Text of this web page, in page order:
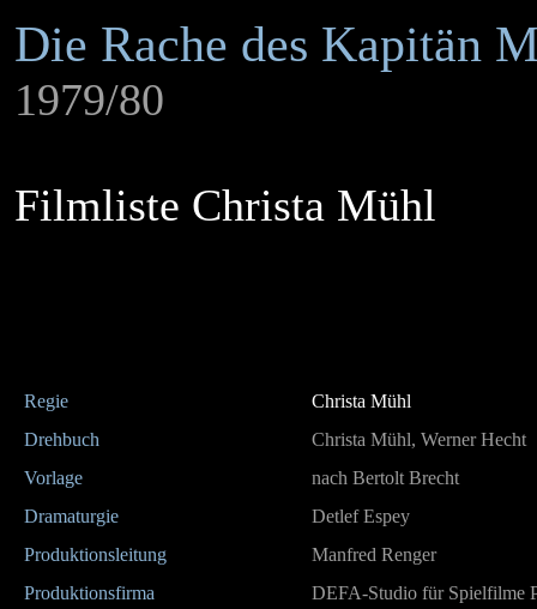
Die Rache des Kapitän
1979/80
Filmliste Christa Mühl
Regie
Christa Mühl
Drehbuch
Christa Mühl, Werner Hecht
Vorlage
nach Bertolt Brecht
Dramaturgie
Detlef Espey
Produktionsleitung
Manfred Renger
Produktionsfirma
DEFA-Studio für Spielfilme